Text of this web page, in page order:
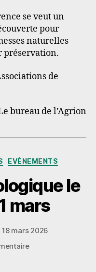
se veut un
pour
naturelles
préservation.
de
bureau de l’Agrion
EVÈNEMENTS
le
mars
18 mars 2026
sur